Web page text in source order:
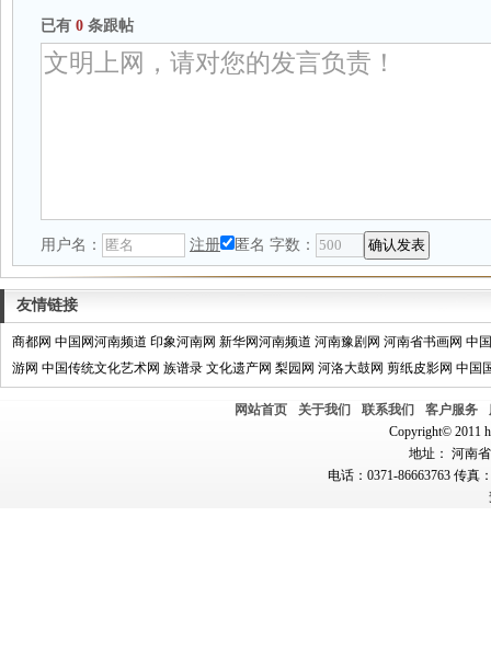
已有 0 条跟帖
用户名： 注册 匿名 字数：
友情链接
商都网 中国网河南频道 印象河南网 新华网河南频道 河南豫剧网 河南省书画网 中
游网 中国传统文化艺术网 族谱录 文化遗产网 梨园网 河洛大鼓网 剪纸皮影网 中国
网站首页 关于我们 联系我们 客户服务
Copyright© 2011
地址： 河南
电话：0371-86663763 传真